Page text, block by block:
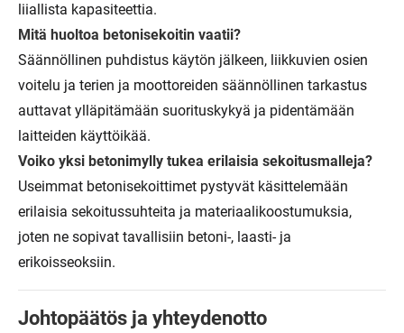
liiallista kapasiteettia.
Mitä huoltoa betonisekoitin vaatii?
Säännöllinen puhdistus käytön jälkeen, liikkuvien osien
voitelu ja terien ja moottoreiden säännöllinen tarkastus
auttavat ylläpitämään suorituskykyä ja pidentämään
laitteiden käyttöikää.
Voiko yksi betonimylly tukea erilaisia ​​sekoitusmalleja?
Useimmat betonisekoittimet pystyvät käsittelemään
erilaisia ​​sekoitussuhteita ja materiaalikoostumuksia,
joten ne sopivat tavallisiin betoni-, laasti- ja
erikoisseoksiin.
Johtopäätös ja yhteydenotto